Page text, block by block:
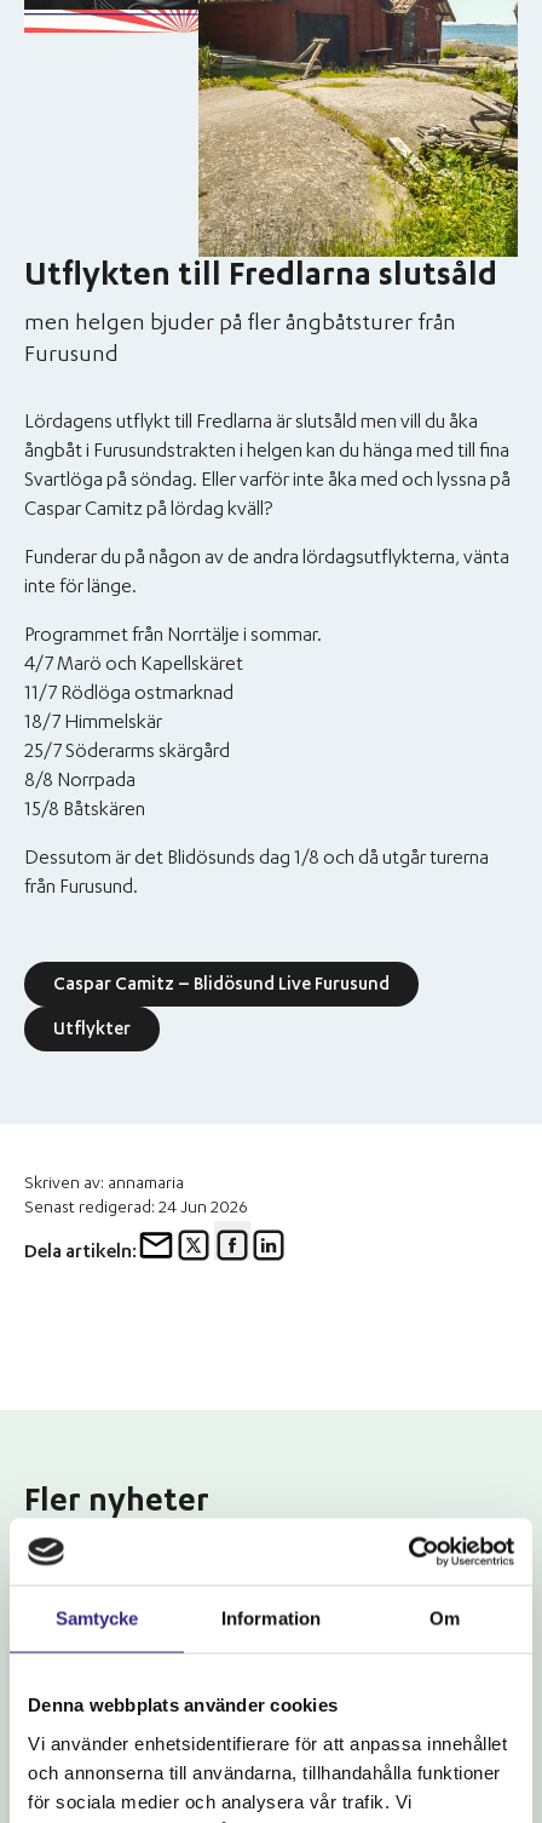
Samtycke Information Om
Denna webbplats använder cookies
Vi använder enhetsidentifierare för att anpassa innehållet
och annonserna till användarna, tillhandahålla funktioner
för sociala medier och analysera vår trafik. Vi
Utflykten till Fredlarna slutsåld
men helgen bjuder på fler ångbåtsturer från
Furusund
Lördagens utflykt till Fredlarna är slutsåld men vill du åka
ångbåt i Furusundstrakten i helgen kan du hänga med till fina
Svartlöga på söndag. Eller varför inte åka med och lyssna på
Caspar Camitz på lördag kväll?
Funderar du på någon av de andra lördagsutflykterna, vänta
inte för länge.
Programmet från Norrtälje i sommar.
4/7 Marö och Kapellskäret
11/7 Rödlöga ostmarknad
18/7 Himmelskär
25/7 Söderarms skärgård
8/8 Norrpada
15/8 Båtskären
Dessutom är det Blidösunds dag 1/8 och då utgår turerna
från Furusund.
Caspar Camitz – Blidösund Live Furusund
Utflykter
Skriven av: annamaria
Senast redigerad: 24 Jun 2026
Dela artikeln:
Fler nyheter